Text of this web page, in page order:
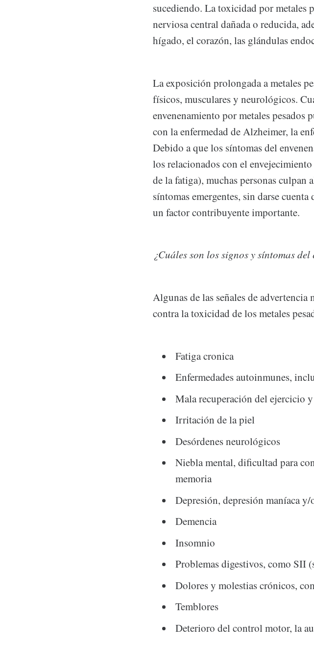
sucediendo. La toxicidad por metales
nerviosa central dañada o reducida,
hígado, el corazón, las glándulas
La exposición prolongada a metales
físicos, musculares y neurológicos.
envenenamiento por metales
con la enfermedad de Alzheimer, la
Debido a que los síntomas del
los relacionados con el
de la fatiga), muchas personas culpan
síntomas emergentes, sin darse
un factor contribuyente importante.
¿Cuáles son los signos y síntomas
Algunas de las señales de
contra la toxicidad de los metales
Fatiga cronica
Enfermedades autoinmunes,
Mala recuperación del ejercicio
Irritación de la piel
Desórdenes neurológicos
Niebla mental, dificultad para
memoria
Depresión, depresión maníaca y/
Demencia
Insomnio
Problemas digestivos, como SII
Dolores y molestias crónicos,
Temblores
Deterioro del control motor, la